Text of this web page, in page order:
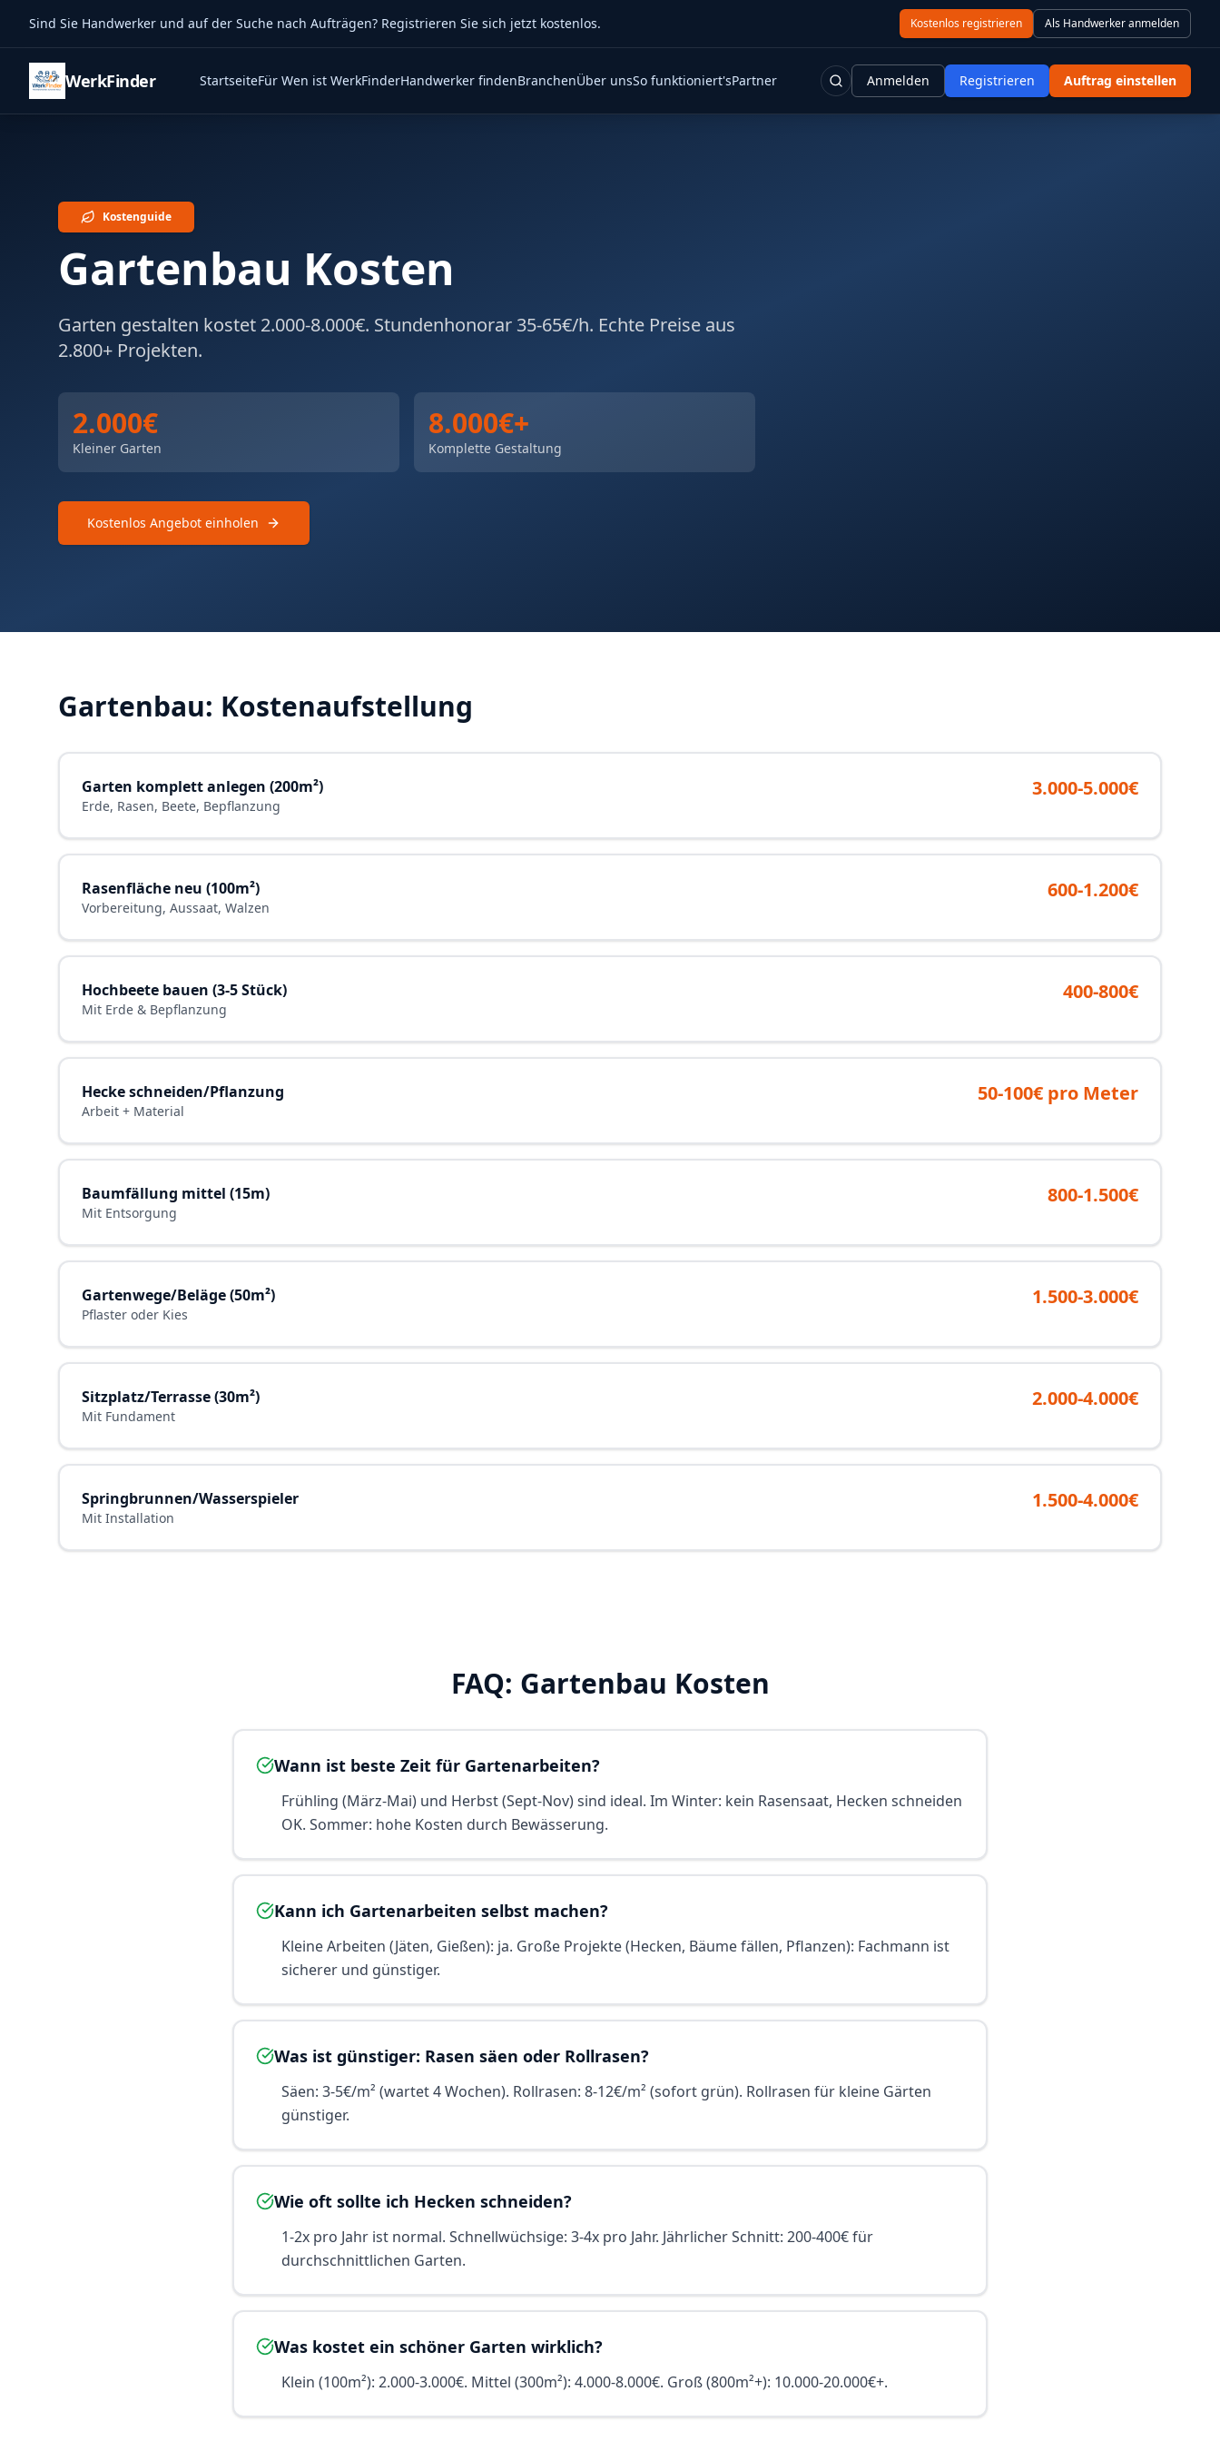
Sind Sie Handwerker und auf der Suche nach Aufträgen? Registrieren Sie sich jetzt kostenlos. Kostenlos registrieren Als Handwerker anmelden
WerkFinder StartseiteFür Wen ist WerkFinderHandwerker findenBranchenÜber unsSo funktioniert'sPartner Anmelden Registrieren Auftrag einstellen
Kostenguide
Gartenbau Kosten
Garten gestalten kostet 2.000-8.000€. Stundenhonorar 35-65€/h. Echte Preise aus
2.800+ Projekten.
2.000€
Kleiner Garten
8.000€+
Komplette Gestaltung
Kostenlos Angebot einholen
Gartenbau: Kostenaufstellung
Garten komplett anlegen (200m²)
Erde, Rasen, Beete, Bepflanzung
3.000-5.000€
Rasenfläche neu (100m²)
Vorbereitung, Aussaat, Walzen
600-1.200€
Hochbeete bauen (3-5 Stück)
Mit Erde & Bepflanzung
400-800€
Hecke schneiden/Pflanzung
Arbeit + Material
50-100€ pro Meter
Baumfällung mittel (15m)
Mit Entsorgung
800-1.500€
Gartenwege/Beläge (50m²)
Pflaster oder Kies
1.500-3.000€
Sitzplatz/Terrasse (30m²)
Mit Fundament
2.000-4.000€
Springbrunnen/Wasserspieler
Mit Installation
1.500-4.000€
FAQ: Gartenbau Kosten
Wann ist beste Zeit für Gartenarbeiten?
Frühling (März-Mai) und Herbst (Sept-Nov) sind ideal. Im Winter: kein Rasensaat, Hecken schneiden
OK. Sommer: hohe Kosten durch Bewässerung.
Kann ich Gartenarbeiten selbst machen?
Kleine Arbeiten (Jäten, Gießen): ja. Große Projekte (Hecken, Bäume fällen, Pflanzen): Fachmann ist
sicherer und günstiger.
Was ist günstiger: Rasen säen oder Rollrasen?
Säen: 3-5€/m² (wartet 4 Wochen). Rollrasen: 8-12€/m² (sofort grün). Rollrasen für kleine Gärten
günstiger.
Wie oft sollte ich Hecken schneiden?
1-2x pro Jahr ist normal. Schnellwüchsige: 3-4x pro Jahr. Jährlicher Schnitt: 200-400€ für
durchschnittlichen Garten.
Was kostet ein schöner Garten wirklich?
Klein (100m²): 2.000-3.000€. Mittel (300m²): 4.000-8.000€. Groß (800m²+): 10.000-20.000€+.